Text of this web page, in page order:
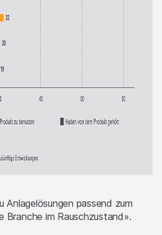
Anlagelösungen passend zum
Branche im Rauschzustand».